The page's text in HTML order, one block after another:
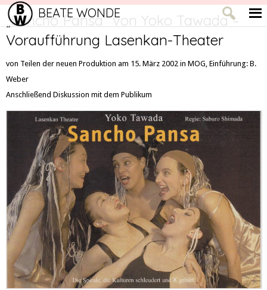
BEATE WONDE
„Sancho Pansa“ von Yoko Tawada –
Voraufführung Lasenkan-Theater
von Teilen der neuen Produktion am 15. März 2002 in MOG, Einführung: B.
Weber
Anschließend Diskussion mit dem Publikum